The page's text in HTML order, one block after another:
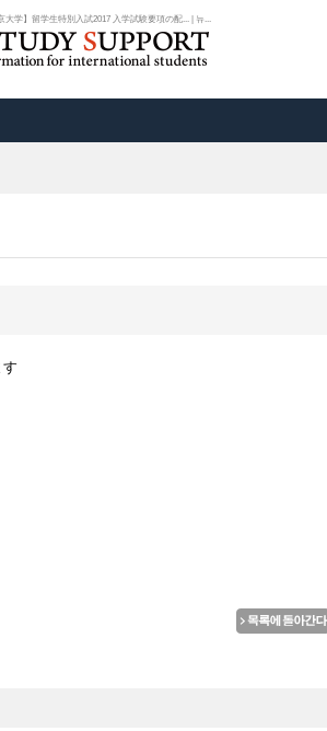
大学】留学生特別入試2017 入学試験要項の配... | 뉴...